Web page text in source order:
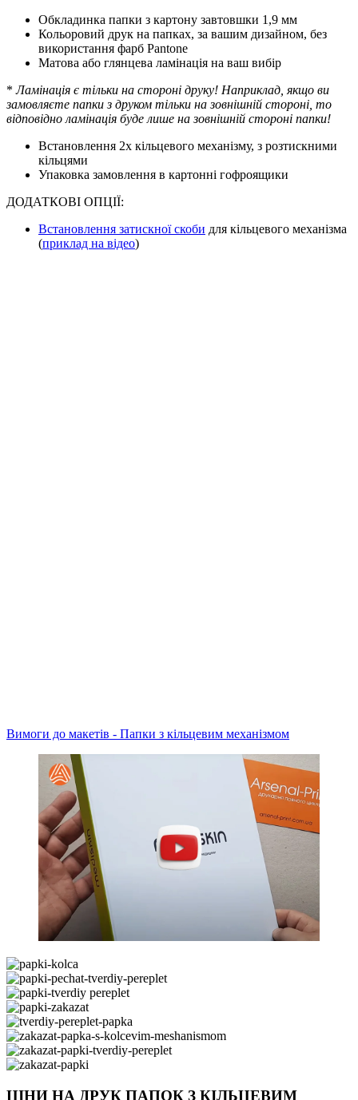
Обкладинка папки з картону завтовшки 1,9 мм
Кольоровий друк на папках, за вашим дизайном, без
використання фарб Pantone
Матова або глянцева ламінація на ваш вибір
*Ламінація є тільки на стороні друку! Наприклад, якщо ви
замовляєте папки з друком тільки на зовнішній стороні, то
відповідно ламінація буде лише на зовнішній стороні папки!
Встановлення 2х кільцевого механізму, з розтискними
кільцями
Упаковка замовлення в картонні гофроящики
ДОДАТКОВІ ОПЦІЇ:
Встановлення затискної скоби для кільцевого механізма
(приклад на відео)
Вимоги до макетів - Папки з кільцевим механізмом
ЦІНИ НА ДРУК ПАПОК З КІЛЬЦЕВИМ